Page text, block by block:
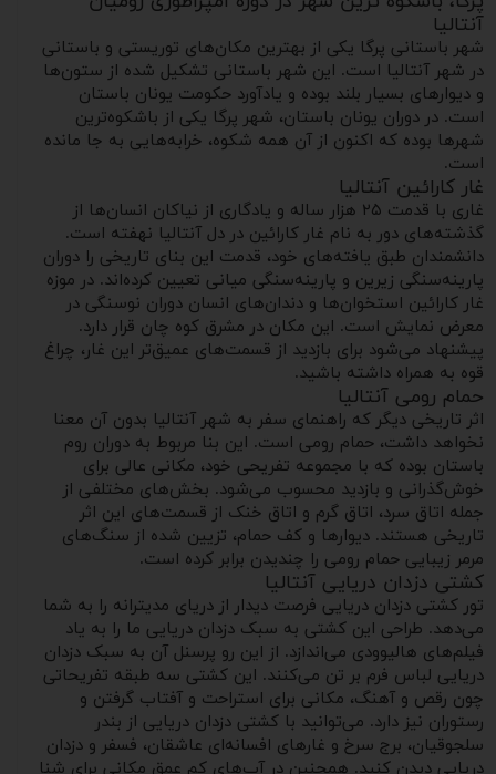
آنتالیا
شهر باستانی پرگا یکی از بهترین مکان‌های توریستی و باستانی
در شهر آنتالیا است. این شهر باستانی تشکیل شده از ستون‌ها
و دیوارهای بسیار بلند بوده و یادآورد حکومت یونان باستان
است. در دوران یونان باستان، شهر پرگا یکی از باشکوه‌ترین
شهرها بوده که اکنون از آن همه شکوه، خرابه‌هایی به جا مانده
است.
غار کارائین آنتالیا
غاری با قدمت ۲۵ هزار ساله و یادگاری از نیاکان انسان‌ها از
گذشته‌های دور به نام غار کارائین در دل آنتالیا نهفته است.
دانشمندان طبق یافته‌های خود، قدمت این بنای تاریخی را دوران
پارینه‌سنگی زیرین و پارینه‌سنگی میانی تعیین کرده‌اند. در موزه
غار کارائین استخوان‌ها و دندان‌های انسان دوران نوسنگی در
معرض نمایش است. این مکان در مشرق کوه چان قرار دارد.
پیشنهاد می‌شود برای بازدید از قسمت‌های عمیق‌تر این غار، چراغ
قوه به همراه داشته باشید.
حمام رومی آنتالیا
اثر تاریخی دیگر که راهنمای سفر به شهر آنتالیا بدون آن معنا
نخواهد داشت، حمام رومی است. این بنا مربوط به دوران روم
باستان بوده که با مجموعه تفریحی خود، مکانی عالی برای
خوش‌گذرانی و بازدید محسوب می‌شود. بخش‌های مختلفی از
جمله اتاق سرد، اتاق گرم و اتاق خنک از قسمت‌های این اثر
تاریخی هستند. دیوارها و کف حمام، تزیین شده از سنگ‌های
مرمر زیبایی حمام رومی را چندیدن برابر کرده است.
کشتی دزدان دریایی آنتالیا
تور کشتی دزدان دریایی فرصت دیدار از دریای مدیترانه را به شما
می‌دهد. طراحی این کشتی به سبک دزدان دریایی ما را به یاد
فیلم‌های هالیوودی می‌اندازد. از این رو پرسنل آن به سبک دزدان
دریایی لباس فرم بر تن می‌کنند. این کشتی سه طبقه تفریحاتی
چون رقص و آهنگ، مکانی برای استراحت و آفتاب گرفتن و
رستوران نیز دارد. می‌توانید با کشتی دزدان دریایی از بندر
سلجوقیان، برج سرخ و غارهای افسانه‌ای عاشقان، فسفر و دزدان